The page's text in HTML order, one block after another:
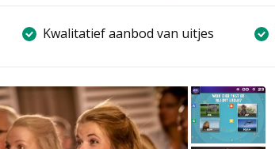
Kwalitatief aanbod van uitjes